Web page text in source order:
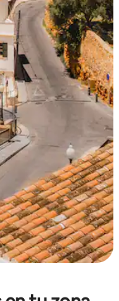
abajo, o bien tocando